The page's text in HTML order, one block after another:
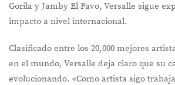
Gorila y Jamby El Favo, Versalle sigue
impacto a nivel internacional.
Clasificado entre los 20,000 mejores
en el mundo, Versalle deja claro que su
evolucionando. «Como artista sigo